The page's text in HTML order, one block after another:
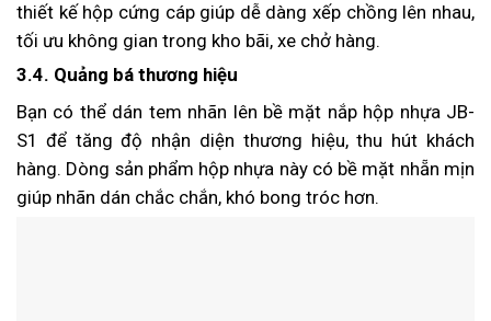
thiết kế hộp cứng cáp giúp dễ dàng xếp chồng lên nhau,
tối ưu không gian trong kho bãi, xe chở hàng.
3.4. Quảng bá thương hiệu
Bạn có thể dán tem nhãn lên bề mặt nắp hộp nhựa JB-
S1 để tăng độ nhận diện thương hiệu, thu hút khách
hàng. Dòng sản phẩm hộp nhựa này có bề mặt nhẵn mịn
giúp nhãn dán chắc chắn, khó bong tróc hơn.